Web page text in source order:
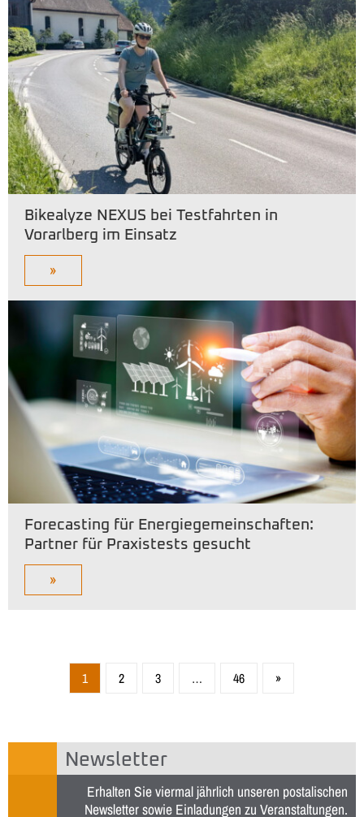
Bikealyze NEXUS bei Testfahrten in
Vorarlberg im Einsatz
»
Forecasting für Energiegemeinschaften:
Partner für Praxistests gesucht
»
1 2 3 … 46 »
Newsletter
Erhalten Sie viermal jährlich unseren postalischen
Newsletter sowie Einladungen zu Veranstaltungen.